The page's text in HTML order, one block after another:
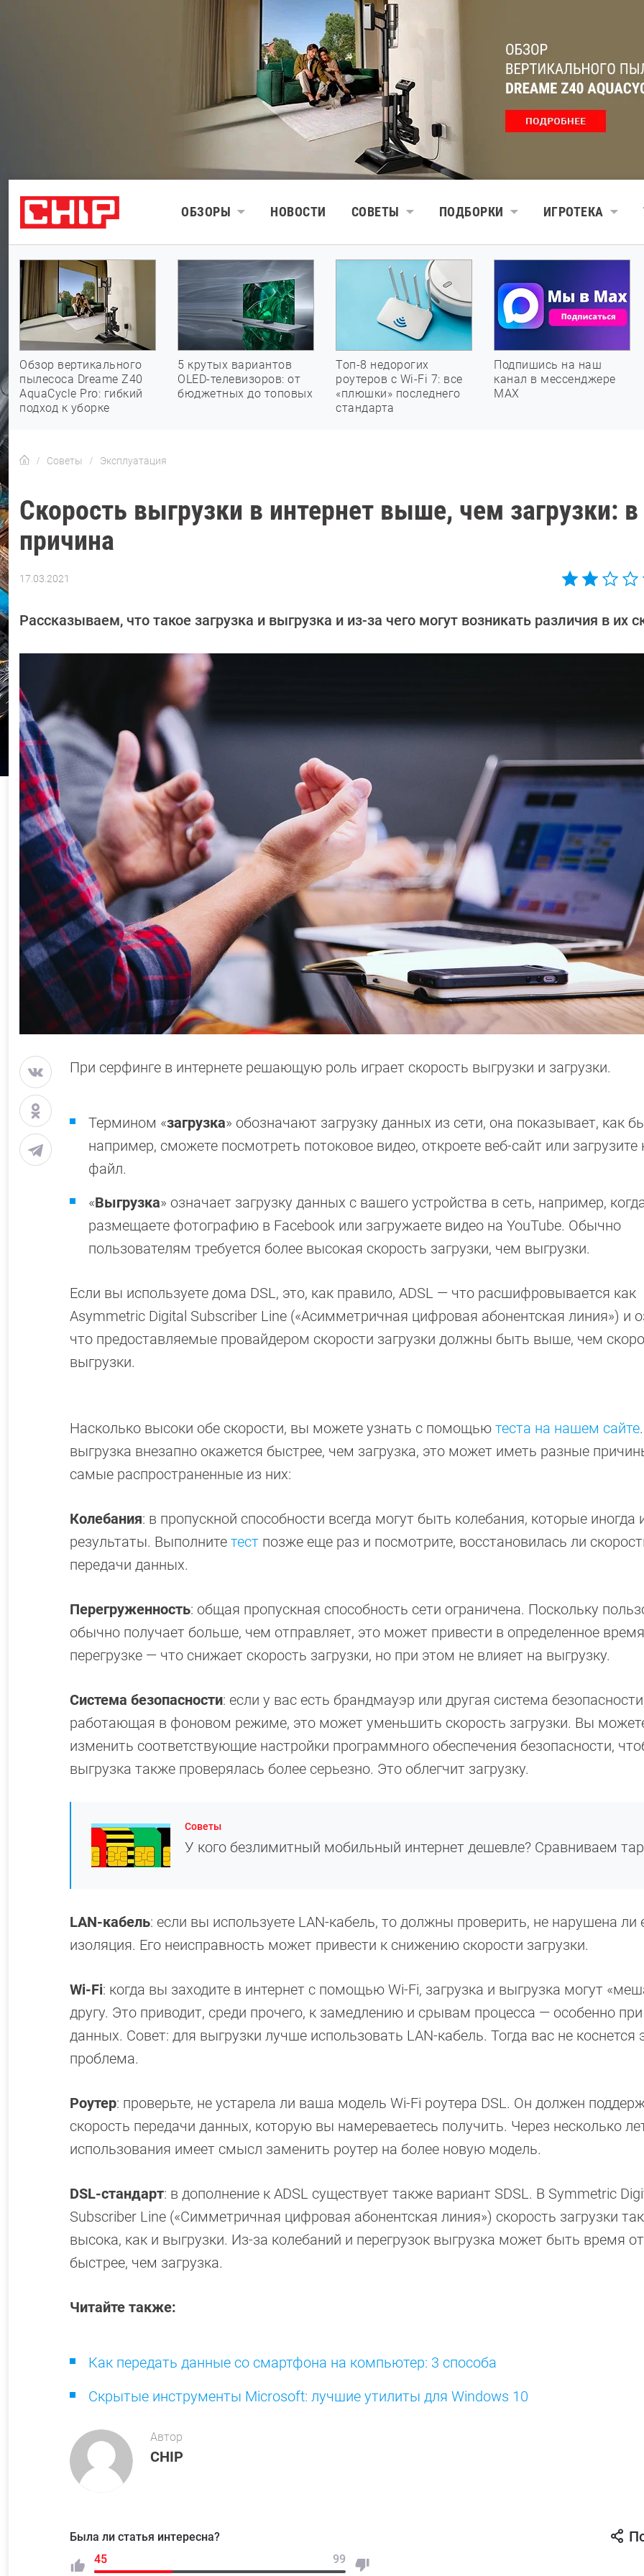
ОБЗОРЫ НОВОСТИ СОВЕТЫ ПОДБОРКИ ИГРОТЕКА
Обзор вертикального
пылесоса Dreame Z40
AquaCycle Pro: гибкий
подход к уборке
5 крутых вариантов
OLED-телевизоров: от
бюджетных до топовых
Топ-8 недорогих
роутеров с Wi-Fi 7: все
«плюшки» последнего
стандарта
Подпишись на наш
канал в мессенджере
МАХ
Советы Эксплуатация
Скорость выгрузки в интернет выше, чем загрузки:
причина
17.03.2021
Рассказываем, что такое загрузка и выгрузка и из-за чего могут возникать различия в их
При серфинге в интернете решающую роль играет скорость выгрузки и загрузки.
Термином «загрузка» обозначают загрузку данных из сети, она показывает, как
например, сможете посмотреть потоковое видео, откроете веб-сайт или
файл.
«Выгрузка» означает загрузку данных с вашего устройства в сеть, например,
размещаете фотографию в Facebook или загружаете видео на YouTube. Обычно
пользователям требуется более высокая скорость загрузки, чем выгрузки.
Если вы используете дома DSL, это, как правило, ADSL — что расшифровывается как
Asymmetric Digital Subscriber Line («Асимметричная цифровая абонентская линия») и
что предоставляемые провайдером скорости загрузки должны быть выше, чем
выгрузки.
Насколько высоки обе скорости, вы можете узнать с помощью теста на нашем сайте
выгрузка внезапно окажется быстрее, чем загрузка, это может иметь разные
самые распространенные из них:
Колебания: в пропускной способности всегда могут быть колебания, которые
результаты. Выполните тест позже еще раз и посмотрите, восстановилась ли
передачи данных.
Перегруженность: общая пропускная способность сети ограничена. Поскольку
обычно получает больше, чем отправляет, это может привести в определенное
перегрузке — что снижает скорость загрузки, но при этом не влияет на выгрузку.
Система безопасности: если у вас есть брандмауэр или другая система
работающая в фоновом режиме, это может уменьшить скорость загрузки. Вы
изменить соответствующие настройки программного обеспечения безопасности,
выгрузка также проверялась более серьезно. Это облегчит загрузку.
Советы
У кого безлимитный мобильный интернет дешевле? Сравниваем
LAN-кабель: если вы используете LAN-кабель, то должны проверить, не нарушена ли
изоляция. Его неисправность может привести к снижению скорости загрузки.
Wi-Fi: когда вы заходите в интернет с помощью Wi-Fi, загрузка и выгрузка могут
другу. Это приводит, среди прочего, к замедлению и срывам процесса — особенно при
данных. Совет: для выгрузки лучше использовать LAN-кабель. Тогда вас не коснется
проблема.
Роутер: проверьте, не устарела ли ваша модель Wi-Fi роутера DSL. Он должен
скорость передачи данных, которую вы намереваетесь получить. Через несколько
использования имеет смысл заменить роутер на более новую модель.
DSL-стандарт: в дополнение к ADSL существует также вариант SDSL. В Symmetric
Subscriber Line («Симметричная цифровая абонентская линия») скорость загрузки
высока, как и выгрузки. Из-за колебаний и перегрузок выгрузка может быть время
быстрее, чем загрузка.
Читайте также:
Как передать данные со смартфона на компьютер: 3 способа
Скрытые инструменты Microsoft: лучшие утилиты для Windows 10
Автор
CHIP
Была ли статья интересна?
45
99